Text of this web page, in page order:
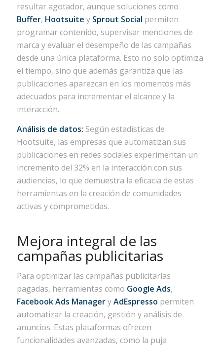
resultar agotador, aunque soluciones como
Buffer, Hootsuite y Sprout Social permiten
programar contenido, supervisar menciones de
marca y evaluar el desempeño de las campañas
desde una única plataforma. Esto no solo optimiza
el tiempo, sino que además garantiza que las
publicaciones aparezcan en los momentos más
adecuados para incrementar el alcance y la
interacción.
Análisis de datos: Según estadísticas de
Hootsuite, las empresas que automatizan sus
publicaciones en redes sociales experimentan un
incremento del 32% en la interacción con sus
audiencias, lo que demuestra la eficacia de estas
herramientas en la creación de comunidades
activas y comprometidas.
Mejora integral de las
campañas publicitarias
Para optimizar las campañas publicitarias
pagadas, herramientas como Google Ads,
Facebook Ads ManageryAdEspresso permiten
automatizar la creación, gestión y análisis de
anuncios. Estas plataformas ofrecen
funcionalidades avanzadas, como la puja